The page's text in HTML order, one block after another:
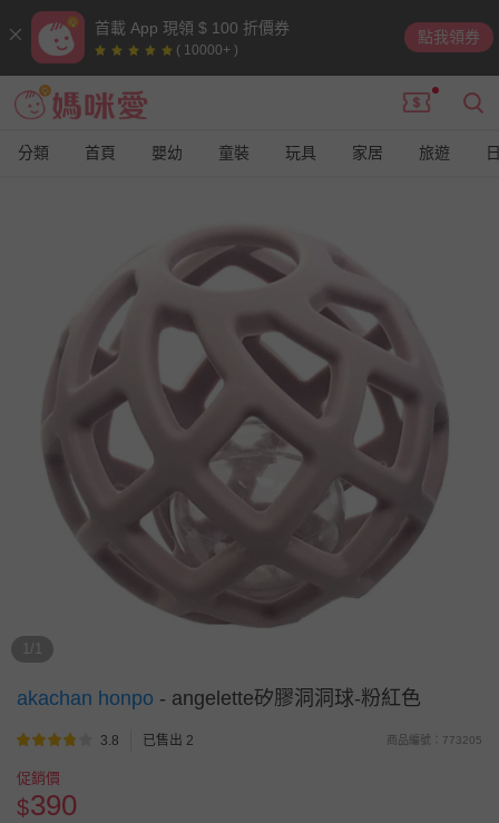
首載 App 現領 $ 100 折價券
( 10000+ )
點我領券
分類 首頁 嬰幼 童裝 玩具 家居 旅遊
1/1
akachan honpo - angelette矽膠洞洞球-粉紅色
3.8 已售出 2 商品編號：773205
促銷價
$390